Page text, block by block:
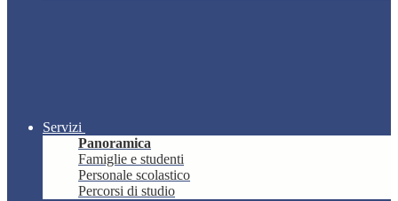
Servizi
Panoramica
Famiglie e studenti
Personale scolastico
Percorsi di studio